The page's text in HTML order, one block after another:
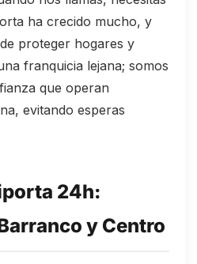
ha crecido mucho, y
proteger hogares y
franquicia lejana; somos
que operan
evitando esperas
24h:
y Centro